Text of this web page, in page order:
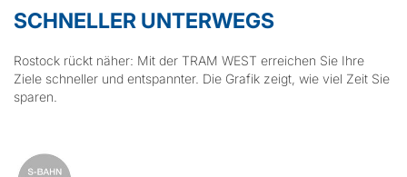
SCHNELLER UNTERWEGS
Rostock rückt näher: Mit der TRAM WEST erreichen Sie Ihre
Ziele schneller und entspannter. Die Grafik zeigt, wie viel Zeit Sie
sparen.